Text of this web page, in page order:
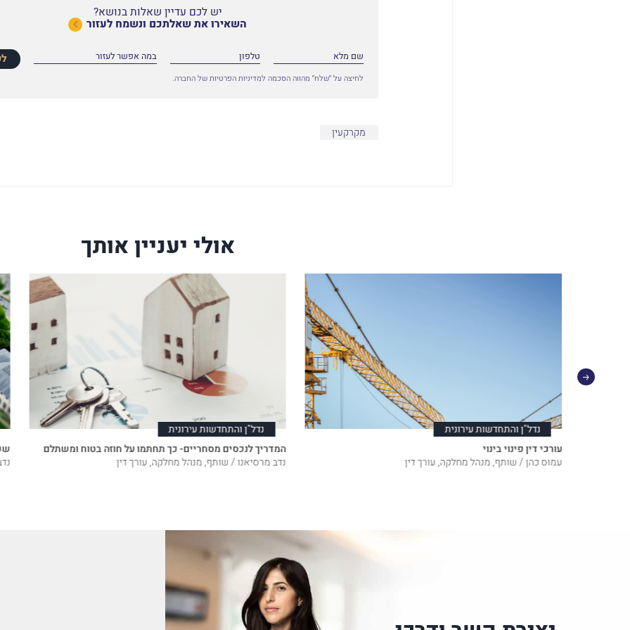
יש לכם עדיין שאלות בנושא?
השאירו את שאלתכם ונשמח לעזור
לחיצה על ״שלח״ מהווה הסכמה למדיניות הפרטיות של החברה.
מקרקעין
אולי יעניין אותך
נדל"ן והתחדשות עירונית
עורכי דין פינוי בינוי
עמוס כהן / שותף, מנהל מחלקה, עורך דין
נדל"ן והתחדשות עירונית
המדריך לנכסים מסחריים- כך תחתמו על חוזה בטוח ומשתלם
נדב מרסיאנו / שותף, מנהל מחלקה, עורך דין